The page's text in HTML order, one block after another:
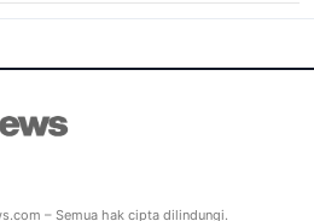
– Semua hak cipta dilindungi.